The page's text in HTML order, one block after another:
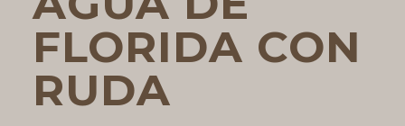
FLORIDA CON
RUDA